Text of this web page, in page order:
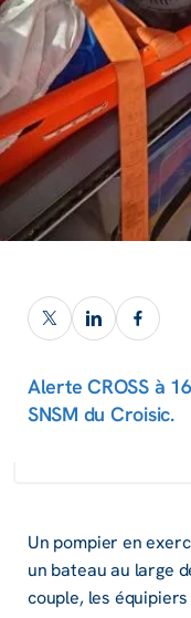
Alerte CROSS à
SNSM du Croisic.
Un pompier en
un bateau au large
couple, les